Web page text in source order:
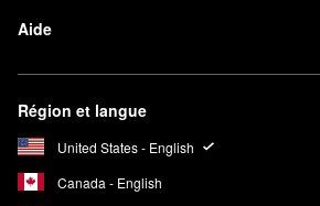
Aide
Région et langue
United States - English
Canada - English